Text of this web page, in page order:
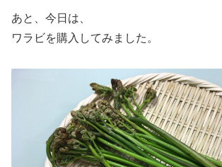
あと、今日は、
ワラビを購入してみました。